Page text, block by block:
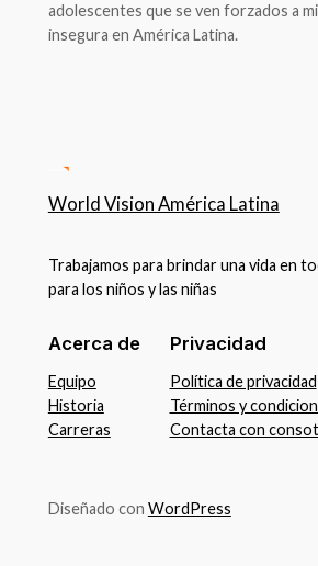
adolescentes que se ven forzados a
insegura en América Latina.
World Vision América Latina
Trabajamos para brindar una vida en
para los niños y las niñas
Acerca de
Equipo
Historia
Carreras
Privacidad
Política de privacidad
Términos y
Contacta con
Diseñado con WordPress